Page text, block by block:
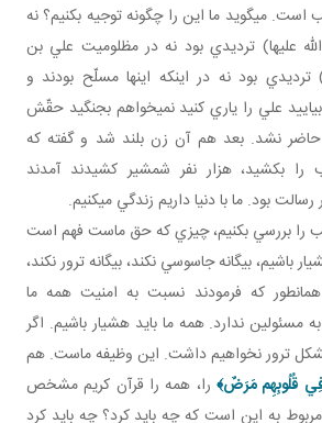
است. مي گويد ما اين را چگونه توجيه بکنيم؟ نه
عليها) ترديدي بود نه در مظلوميت علي بن
ترديدي بود نه در اينکه اينها مسلّح بودند و
علي را ياري کنيد نمي خواهم بجنگيد حقّش
نشد. بعد هم آن زن بلند شد و گفته که
را بکشيد، هزار نفر شمشير کشيدند آمدند
بود. ما با دنيا داريم زندگي مي کنيم.
را بررسي بکنيم، چيزي که حق ماست فهم است
بيگانه جاسوسي نکند، بيگانه ترور نکند،
همان طور که فرمودند نسبت به امنيت همه ما
ندارد. همه ما بايد هشيار باشيم. اگر
ترور نخواهيم داشت. اين وظيفه ماست. هم
قُلُوبِهِم مَرَضٌ﴾ را، همه را قرآن کريم مشخص
به اين است که چه بايد کرد؟ چه بايد کرد